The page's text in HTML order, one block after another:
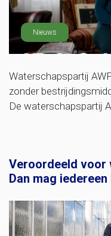
Nieuws
Waterschapspartij
zonder
De waterschapspartij
Veroordeeld voor
Dan mag